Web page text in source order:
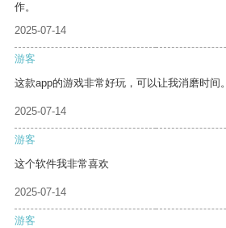
作。
2025-07-14
游客
这款app的游戏非常好玩，可以让我消磨时间。
2025-07-14
游客
这个软件我非常喜欢
2025-07-14
游客